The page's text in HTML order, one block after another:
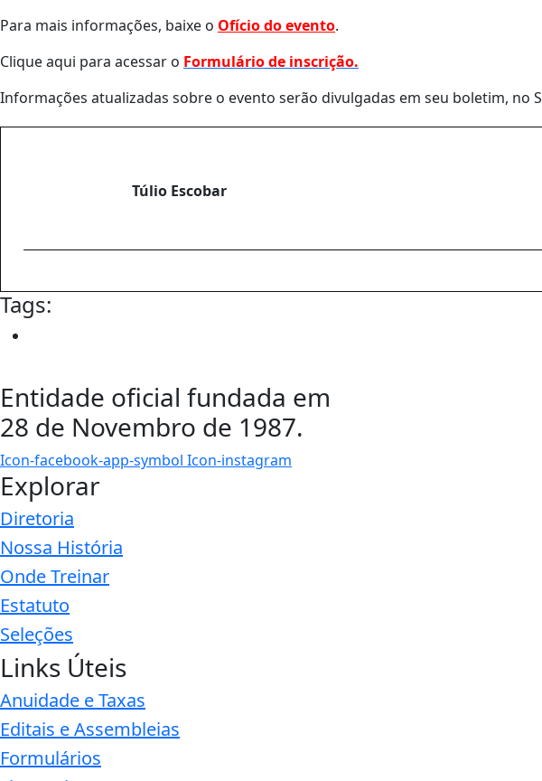
Para mais informações, baixe o Ofício do evento.
Clique aqui para acessar o Formulário de inscrição.
Informações atualizadas sobre o evento serão divulgadas em seu boletim, no
Túlio Escobar
Tags:
Entidade oficial fundada em
28 de Novembro de 1987.
Icon-facebook-app-symbol Icon-instagram
Explorar
Diretoria
Nossa História
Onde Treinar
Estatuto
Seleções
Links Úteis
Anuidade e Taxas
Editais e Assembleias
Formulários